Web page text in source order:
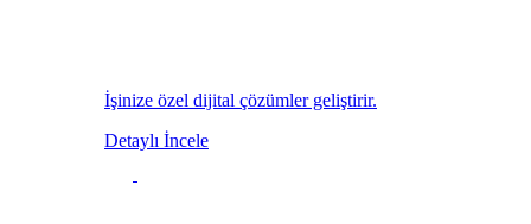
İşinize özel dijital çözümler geliştirir.
Detaylı İncele